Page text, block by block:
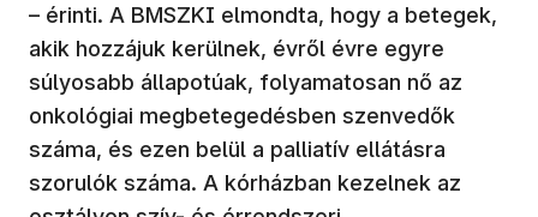
– érinti. A BMSZKI elmondta, hogy a betegek,
akik hozzájuk kerülnek, évről évre egyre
súlyosabb állapotúak, folyamatosan nő az
onkológiai megbetegedésben szenvedők
száma, és ezen belül a palliatív ellátásra
szorulók száma. A kórházban kezelnek az